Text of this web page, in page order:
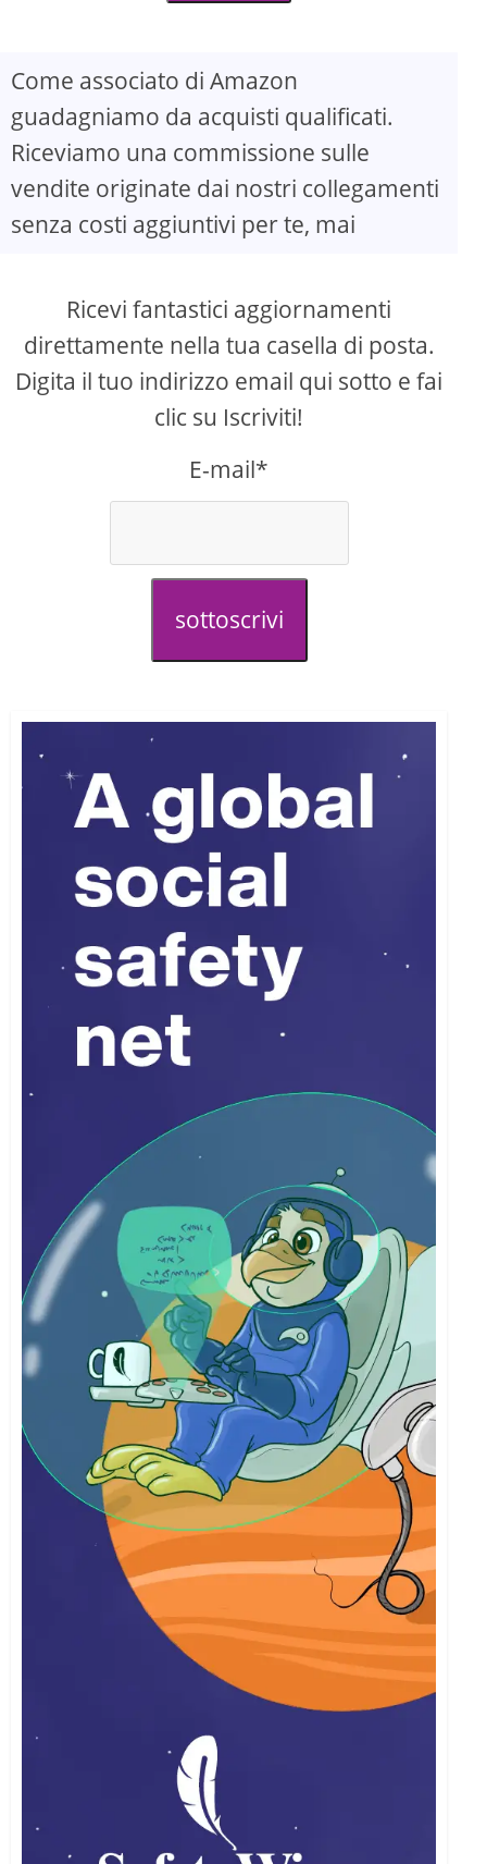
Come associato di Amazon
guadagniamo da acquisti qualificati.
Riceviamo una commissione sulle
vendite originate dai nostri collegamenti
senza costi aggiuntivi per te, mai
Ricevi fantastici aggiornamenti
direttamente nella tua casella di posta.
Digita il tuo indirizzo email qui sotto e fai
clic su Iscriviti!
E-mail*
sottoscrivi